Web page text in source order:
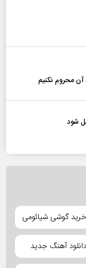
آن محروم نکنیم
شود
خرید گوشی شیائومی
دانلود آهنگ جدید